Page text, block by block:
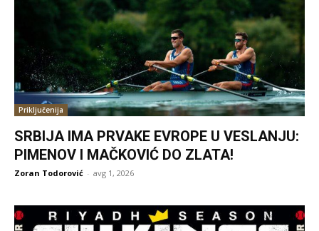
Priključenija
SRBIJA IMA PRVAKE EVROPE U VESLANJU:
PIMENOV I MAČKOVIĆ DO ZLATA!
Zoran Todorović - avg 1, 2026